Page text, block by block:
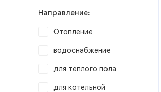
Направление:
Отопление
водоснабжение
для теплого пола
для котельной